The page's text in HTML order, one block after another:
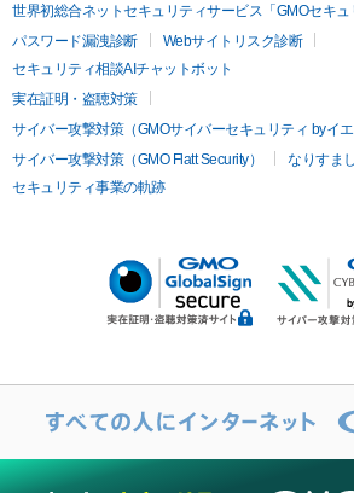
世界初総合ネットセキュリティサービス「GMOセキュ
パスワード漏洩診断
Webサイトリスク診断
セキュリティ相談AIチャットボット
実在証明・盗聴対策
サイバー攻撃対策（GMOサイバーセキュリティ byイエ
サイバー攻撃対策（GMO Flatt Security）
なりすま
セキュリティ事業の軌跡